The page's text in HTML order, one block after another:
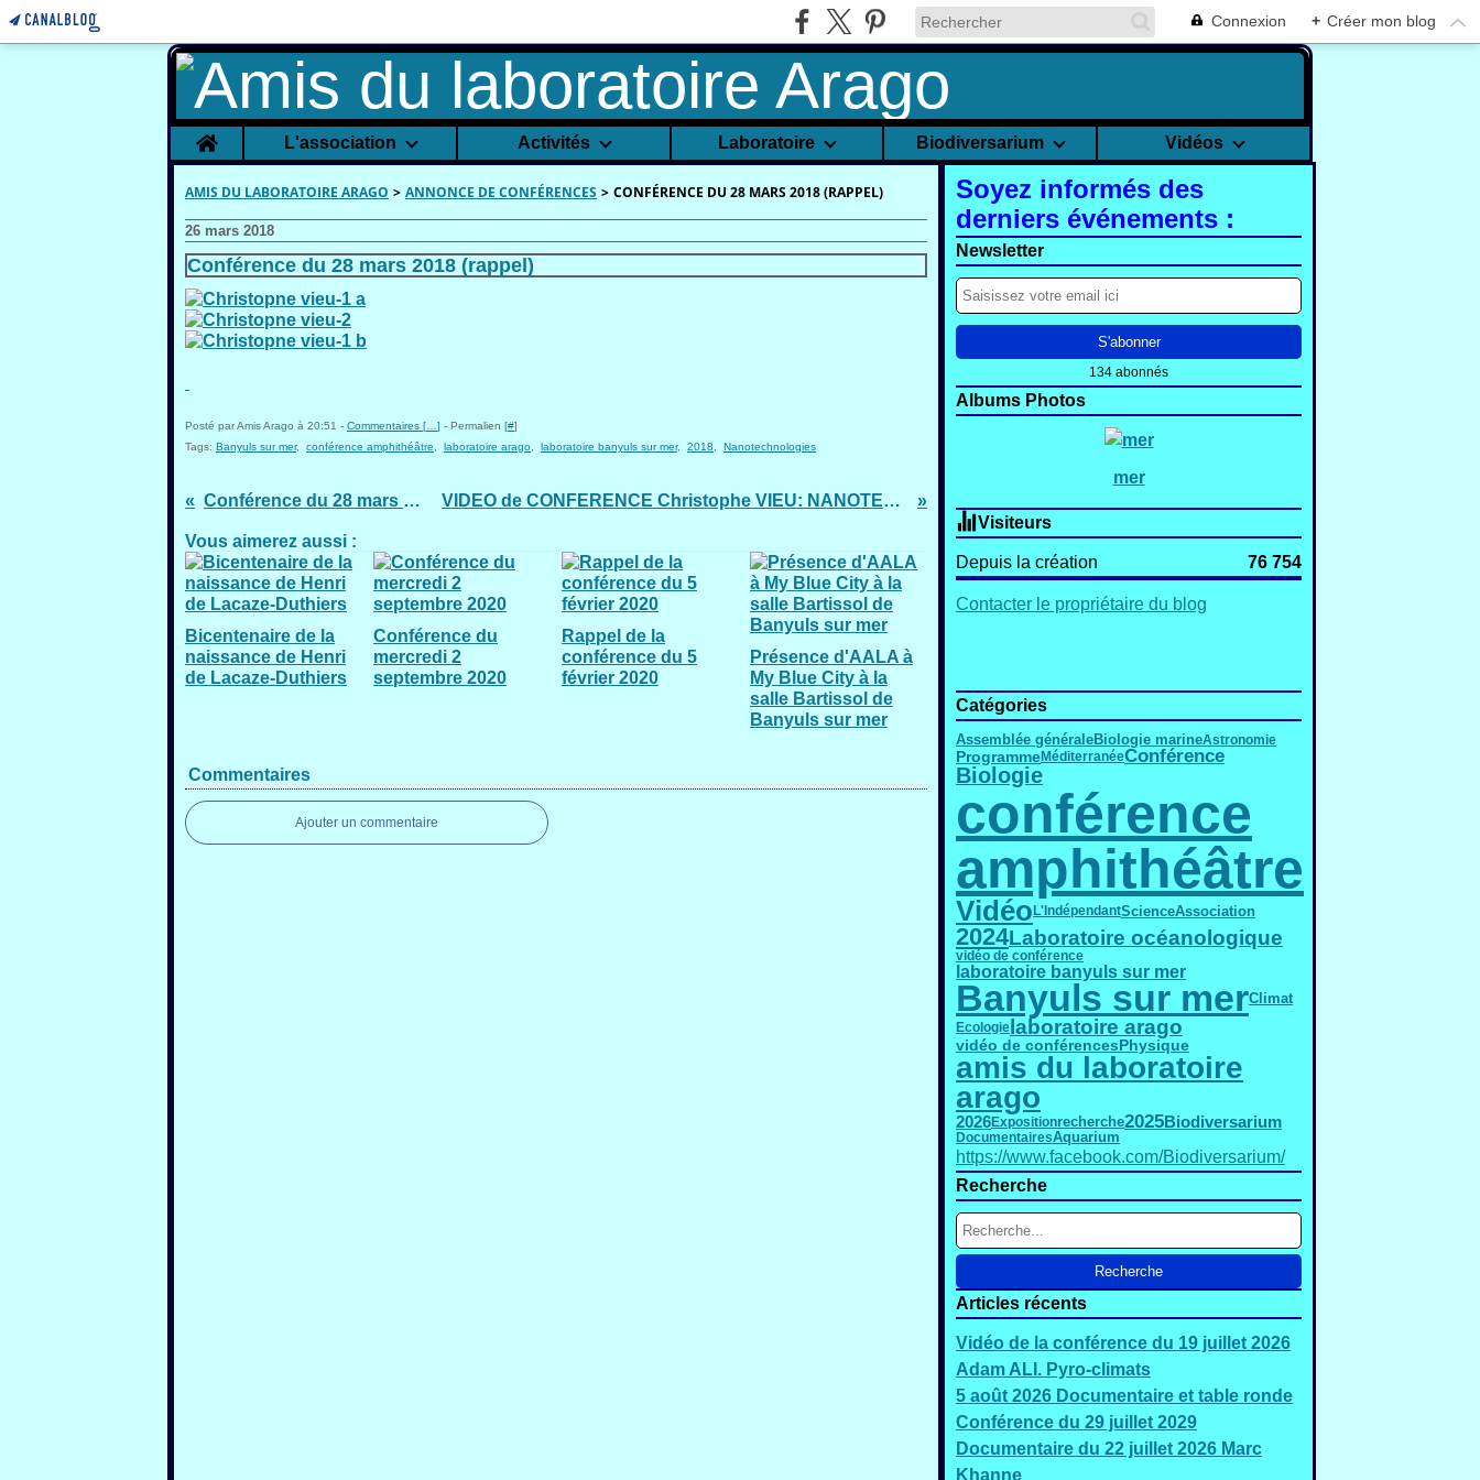
Connexion + Créer mon blog
Home L'association Activités Laboratoire Biodiversarium Vidéos
AMIS DU LABORATOIRE ARAGO > ANNONCE DE CONFÉRENCES > CONFÉRENCE DU 28 MARS 2018 (RAPPEL)
26 mars 2018
Conférence du 28 mars 2018 (rappel)
Posté par Amis Arago à 20:51 - Commentaires [ ] - Permalien [#]
Tags: Banyuls sur mer, conférence amphithéâtre laboratoire arago laboratoire banyuls sur mer, 2018 Nanotechnologies
Conférence du 28 mars 2018 (Conférence du 21 déplacée) VIDEO de CONFERENCE Christophe VIEU: NANOTECHNOLOGIES et leurs CONTROVERSES ETHIQUES (28 Mars 2018)
Vous aimerez aussi :
Bicentenaire de la
naissance de Henri
de Lacaze-Duthiers
Conférence du
mercredi 2
septembre 2020
Rappel de la
conférence du 5
février 2020
Présence d'AALA à
My Blue City à la
salle Bartissol de
Banyuls sur mer
Commentaires
Ajouter un commentaire
Soyez informés des
derniers événements :
Newsletter
134 abonnés
Albums Photos
mer
Visiteurs
Depuis la création 76 754
Contacter le propriétaire du blog
Catégories
Assemblée généraleBiologie marineAstronomie
ProgrammeMéditerranéeConférence
Biologie
conférence
amphithéâtre
Vidéo L'IndépendantScienceAssociation
2024Laboratoire océanologique
vidéo de conférence
laboratoire banyuls sur mer
Banyuls sur merClimat
Ecologielaboratoire arago
vidéo de conférencesPhysique
amis du laboratoire
arago
2026Expositionrecherche2025Biodiversarium
DocumentairesAquarium
https://www.facebook.com/Biodiversarium/
Recherche
Articles récents
Vidéo de la conférence du 19 juillet 2026
Adam ALI. Pyro-climats
5 août 2026 Documentaire et table ronde
Conférence du 29 juillet 2029
Documentaire du 22 juillet 2026 Marc
Khanne